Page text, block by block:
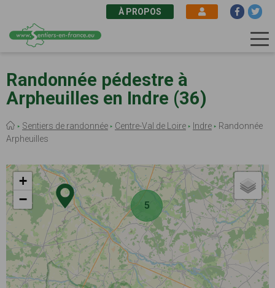
au
contenu
principal
À PROPOS
Randonnée pédestre à
Arpheuilles en Indre (36)
Fil
d'Ariane
Sentiers de randonnée Centre-Val de Loire Indre
Randonnée
Arpheuilles
5
+
−